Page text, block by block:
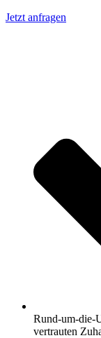
Jetzt anfragen
Rund-um-die-
vertrauten